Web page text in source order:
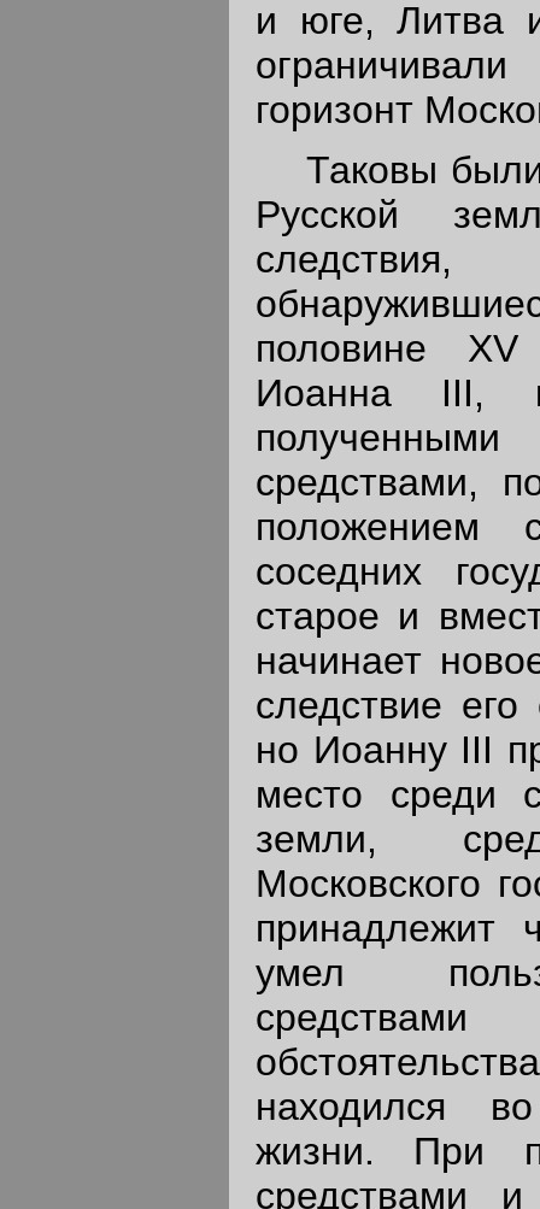
и юге, Литва
горизонт
Таковы
Русской
половине
Иоанна III,
средствами,
положением
соседних
старое и
начинает
следствие
но Иоанну III
место среди
земли,
Московского
принадлежит
умел
находился
жизни. При
средствами